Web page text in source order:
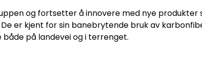
og fortsetter å innovere med nye
er kjent for sin banebrytende bruk av
på landevei og i terrenget.